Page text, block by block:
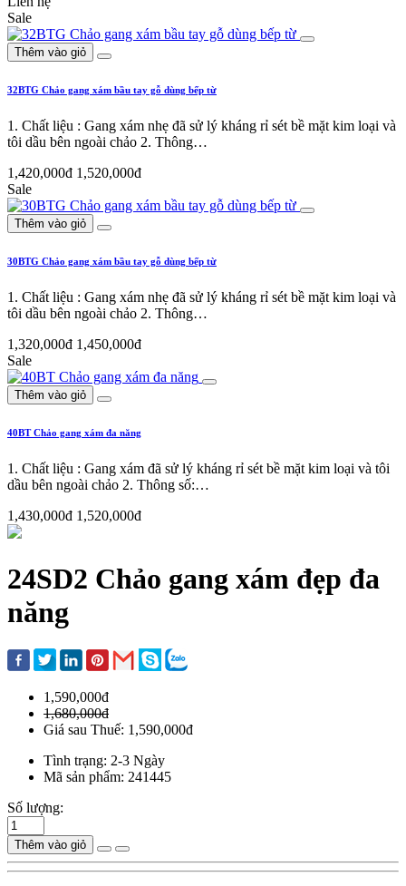
Sale
Thêm vào giỏ
32BTG Chảo gang xám bầu tay gỗ dùng bếp từ
1. Chất liệu : Gang xám nhẹ đã sử lý kháng rỉ sét bề mặt kim loại và
tôi dầu bên ngoài chảo 2. Thông…
1,420,000đ 1,520,000đ
Sale
Thêm vào giỏ
30BTG Chảo gang xám bầu tay gỗ dùng bếp từ
1. Chất liệu : Gang xám nhẹ đã sử lý kháng rỉ sét bề mặt kim loại và
tôi dầu bên ngoài chảo 2. Thông…
1,320,000đ 1,450,000đ
Sale
Thêm vào giỏ
40BT Chảo gang xám đa năng
1. Chất liệu : Gang xám đã sử lý kháng rỉ sét bề mặt kim loại và tôi
dầu bên ngoài chảo 2. Thông số:…
1,430,000đ 1,520,000đ
24SD2 Chảo gang xám đẹp đa
năng
1,590,000đ
1,680,000đ
Giá sau Thuế: 1,590,000đ
Tình trạng: 2-3 Ngày
Mã sản phẩm: 241445
Số lượng:
Thêm vào giỏ